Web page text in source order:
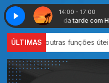
14:00 - 17:00
Show da tarde com Helen
ÚLTIMAS
funções úteis AGU